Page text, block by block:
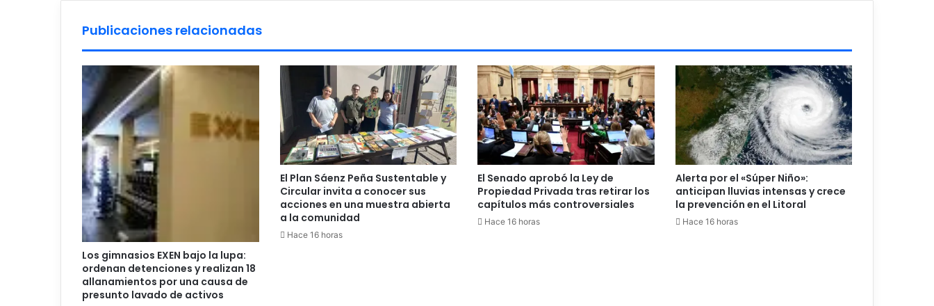
Publicaciones relacionadas
Los gimnasios EXEN bajo la lupa:
ordenan detenciones y realizan 18
allanamientos por una causa de
presunto lavado de activos
El Plan Sáenz Peña Sustentable y
Circular invita a conocer sus
acciones en una muestra abierta
a la comunidad
Hace 16 horas
El Senado aprobó la Ley de
Propiedad Privada tras retirar los
capítulos más controversiales
Hace 16 horas
Alerta por el «Súper Niño»:
anticipan lluvias intensas y crece
la prevención en el Litoral
Hace 16 horas